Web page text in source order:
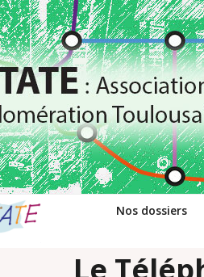
Nos dossiers